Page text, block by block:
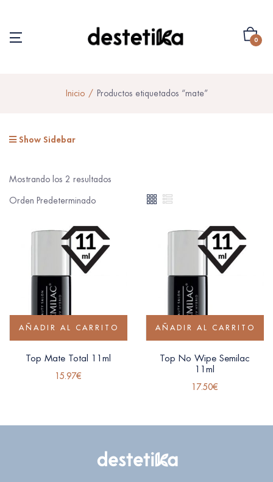
0
Inicio Productos etiquetados “mate”
Show Sidebar
Mostrando los 2 resultados
AÑADIR AL CARRITO
Top Mate Total 11ml
15.97€
AÑADIR AL CARRITO
Top No Wipe Semilac
11ml
17.50€